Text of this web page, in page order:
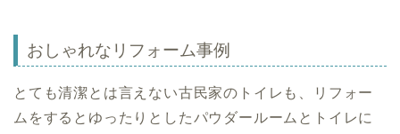
おしゃれなリフォーム事例
とても清潔とは言えない古民家のトイレも、リフォー
ムをするとゆったりとしたパウダールームとトイレに